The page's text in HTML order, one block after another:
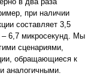
при наличии
составляет 3,5
– 6,7 микросекунд. Мы
сценариями,
обращающиеся к
аналогичными.